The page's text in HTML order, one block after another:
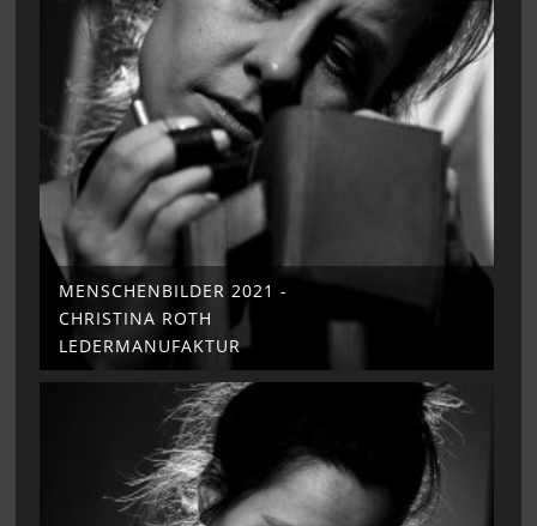
MENSCHENBILDER 2021 -
CHRISTINA ROTH
LEDERMANUFAKTUR